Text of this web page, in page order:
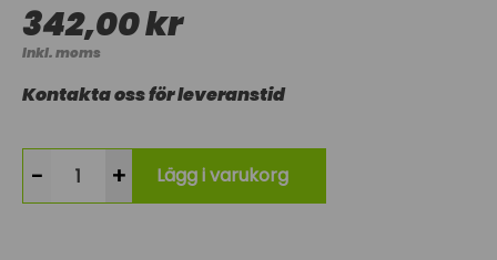
342,00 kr
Inkl. moms
Kontakta oss för leveranstid
- + Lägg i varukorg